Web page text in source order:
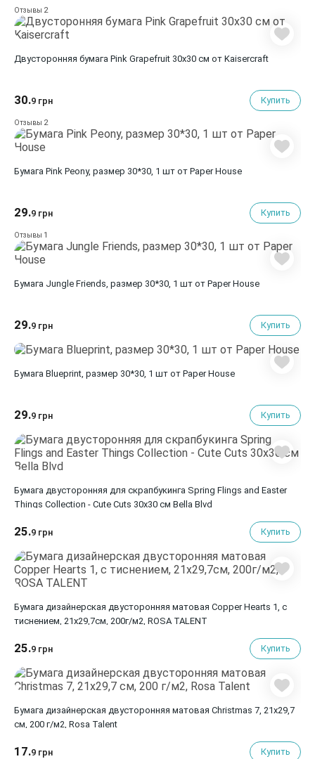
Отзывы 2
Двусторонняя бумага Pink Grapefruit 30х30 см от Kaisercraft
30.9 грн Купить
Отзывы 2
Бумага Pink Peony, размер 30*30, 1 шт от Paper House
29.9 грн Купить
Отзывы 1
Бумага Jungle Friends, размер 30*30, 1 шт от Paper House
29.9 грн Купить
Бумага Blueprint, размер 30*30, 1 шт от Paper House
29.9 грн Купить
Бумага двусторонняя для скрапбукинга Spring Flings and Easter
Things Collection - Cute Cuts 30х30 см Bella Blvd
25.9 грн Купить
Бумага дизайнерская двусторонняя матовая Copper Hearts 1, с
тиснением, 21х29,7см, 200г/м2, ROSA TALENT
25.9 грн Купить
Бумага дизайнерская двусторонняя матовая Christmas 7, 21х29,7
см, 200 г/м2, Rosa Talent
17.9 грн Купить